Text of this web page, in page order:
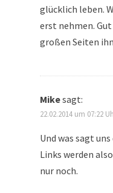
glücklich leben.
erst nehmen.
großen Seiten
Mikesagt:
22.02.2014 um 07:22
Und was sagt
Links werden
nur noch.